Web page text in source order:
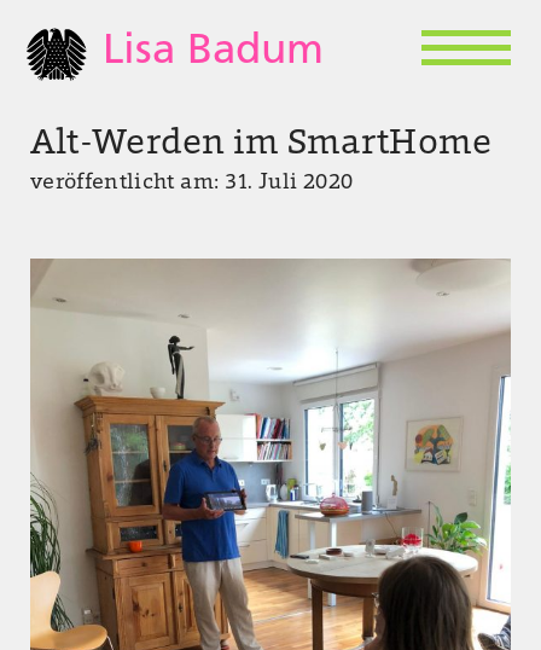
Lisa Badum
Alt-Werden im SmartHome
veröffentlicht am: 31. Juli 2020